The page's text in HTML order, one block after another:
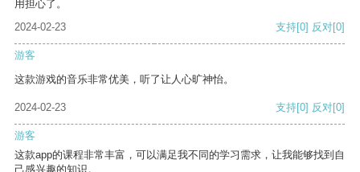
用担心了。
2024-02-23
支持[0] 反对[0]
游客
这款游戏的音乐非常优美，听了让人心旷神怡。
2024-02-23 支持[0] 反对[0]
游客
这款app的课程非常丰富，可以满足我不同的学习需求，让我能够找到自
己感兴趣的知识。